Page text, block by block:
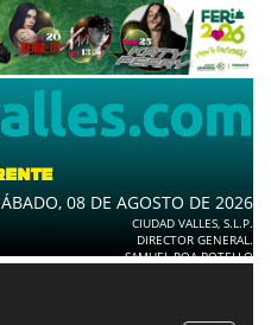
08 DE AGOSTO DE 2026
CIUDAD VALLES, S.L.P.
DIRECTOR GENERAL.
SAMUEL ROA BOTELLO